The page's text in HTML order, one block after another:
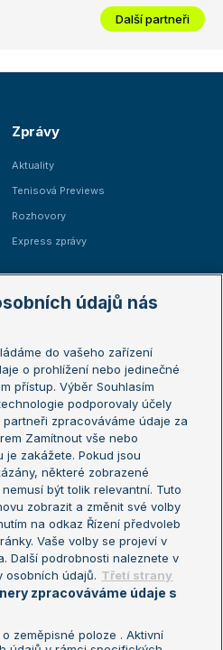
Další partneři
Zprávy
Aktuality
Tenisová Previews
Rozhovory
Express zprávy
Australian Open
French Open
Wimbledon
US Open
Turnaj mistrů
Turnaj mistryň
údajů nás
do vašeho zařízení
o prohlížení nebo jedinečné
přístup. Výběr Souhlasím
podporovaly účely
zpracováváme údaje za
Zamítnout vše nebo
je zakážete. Pokud jsou
některé zobrazené
být tolik relevantní. Tuto
zobrazit a změnit své volby
na odkaz Řízení předvoleb
Vaše volby se projeví v
Další podrobnosti naleznete v
osobních údajů. Třetí strany
zpracováváme údaje s
zeměpisné poloze . Aktivní